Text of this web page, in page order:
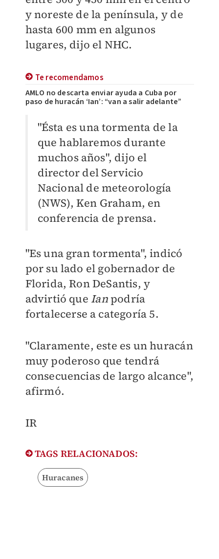
y noreste de la península, y de
hasta 600 mm en algunos
lugares, dijo el NHC.
Te recomendamos
AMLO no descarta enviar ayuda a Cuba por
paso de huracán ‘Ian’: “van a salir adelante”
"Ésta es una tormenta de la
que hablaremos durante
muchos años", dijo el
director del Servicio
Nacional de meteorología
(NWS), Ken Graham, en
conferencia de prensa.
"Es una gran tormenta", indicó
por su lado el gobernador de
Florida, Ron DeSantis, y
advirtió que Ianpodría
fortalecerse a categoría 5.
"Claramente, este es un huracán
muy poderoso que tendrá
consecuencias de largo alcance",
afirmó.
IR
TAGS RELACIONADOS:
Huracanes